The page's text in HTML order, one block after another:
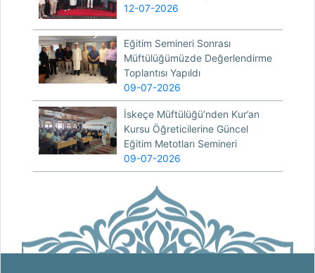
12-07-2026
Eğitim Semineri Sonrası
Müftülüğümüzde Değerlendirme
Toplantısı Yapıldı
09-07-2026
İskeçe Müftülüğü’nden Kur’an
Kursu Öğreticilerine Güncel
Eğitim Metotları Semineri
09-07-2026